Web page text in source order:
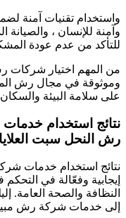
تقنيات آمنة
للإنسان ، والصيانة
من عدم عودة
المهم اختيار شركات
في مجال رش
سلامة البيئة والسكان.
استخدام خدمات
النحل سبت العلايا
استخدام خدمات
وفعّالة في
والصحة العامة.
خدمات شركة رش